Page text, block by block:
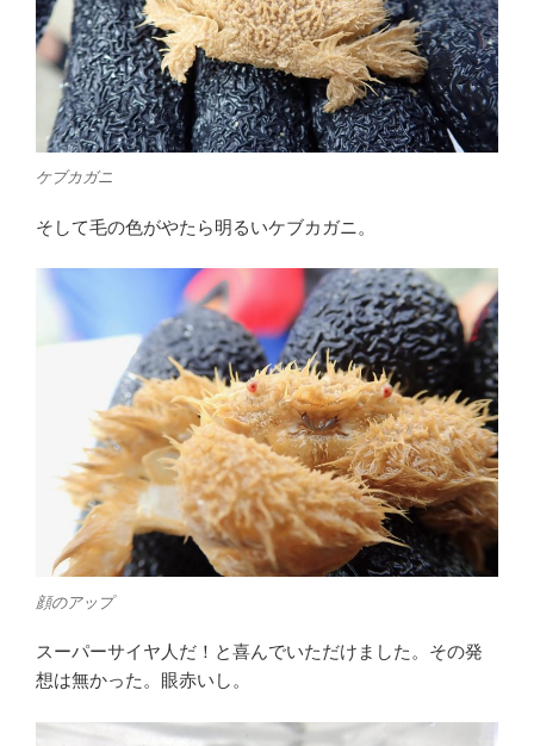
ケブカガニ
そして毛の色がやたら明るいケブカガニ。
顔のアップ
スーパーサイヤ人だ！と喜んでいただけました。その発
想は無かった。眼赤いし。